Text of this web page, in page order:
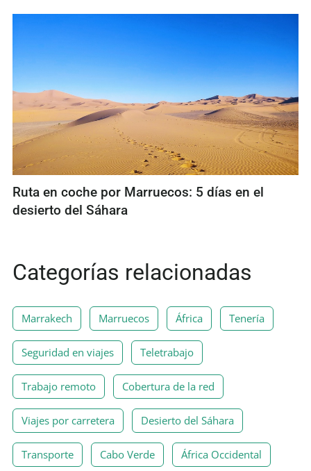
Ruta en coche por Marruecos: 5 días en el
desierto del Sáhara
Categorías relacionadas
Marrakech Marruecos África Tenería
Seguridad en viajes Teletrabajo
Trabajo remoto Cobertura de la red
Viajes por carretera Desierto del Sáhara
Transporte Cabo Verde África Occidental